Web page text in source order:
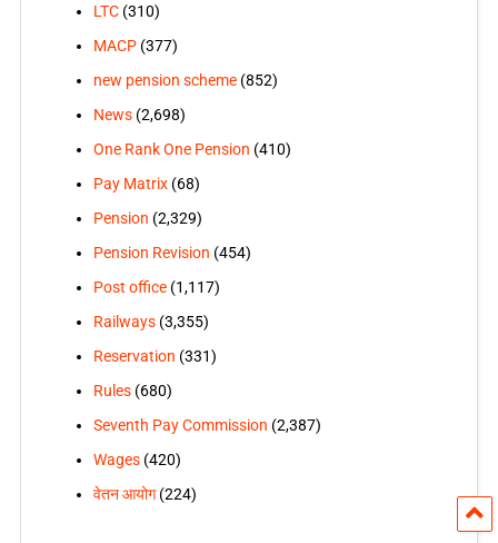
LTC(310)
MACP(377)
new pension scheme(852)
News(2,698)
One Rank One Pension (410)
Pay Matrix(68)
Pension (2,329)
Pension Revision (454)
Post office(1,117)
Railways(3,355)
Reservation (331)
Rules(680)
Seventh Pay Commission (2,387)
Wages(420)
वेतन आयोग(224)